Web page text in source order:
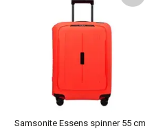
Samsonite Essens spinner 55 cm